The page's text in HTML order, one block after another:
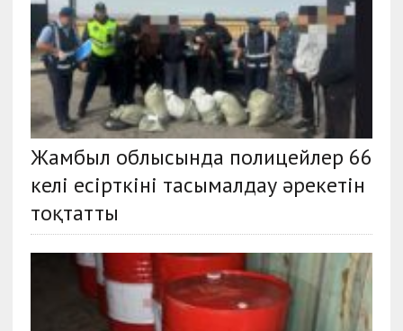
Жамбыл облысында полицейлер 66
келі есірткіні тасымалдау әрекетін
тоқтатты